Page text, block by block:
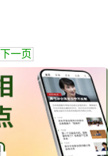
下一页